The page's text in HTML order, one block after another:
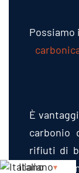
È
carbonio
rifiuti di
del
Italiano